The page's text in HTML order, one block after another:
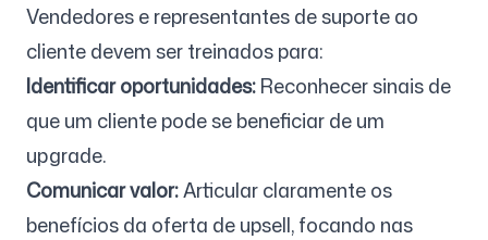
Vendedores e representantes de suporte ao
cliente devem ser treinados para:
Identificar oportunidades:Reconhecer sinais de
que um cliente pode se beneficiar de um
upgrade.
Comunicar valor:Articular claramente os
benefícios da oferta de upsell, focando nas